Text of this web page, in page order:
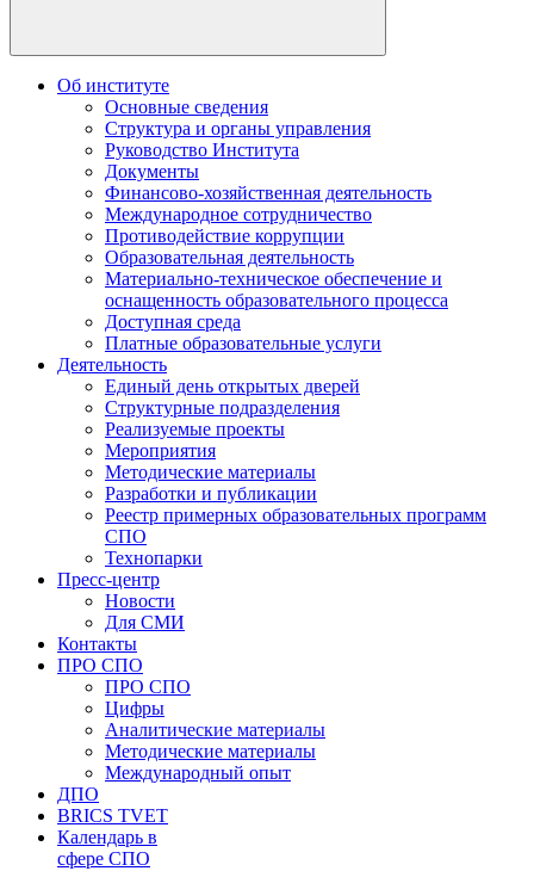
Об институте
Основные сведения
Структура и органы управления
Руководство Института
Документы
Финансово-хозяйственная деятельность
Международное сотрудничество
Противодействие коррупции
Образовательная деятельность
Материально-техническое обеспечение и
оснащенность образовательного процесса
Доступная среда
Платные образовательные услуги
Деятельность
Единый день открытых дверей
Структурные подразделения
Реализуемые проекты
Мероприятия
Методические материалы
Разработки и публикации
Реестр примерных образовательных программ
СПО
Технопарки
Пресс-центр
Новости
Для СМИ
Контакты
ПРО СПО
ПРО СПО
Цифры
Аналитические материалы
Методические материалы
Международный опыт
ДПО
BRICS TVET
Календарь в
сфере СПО